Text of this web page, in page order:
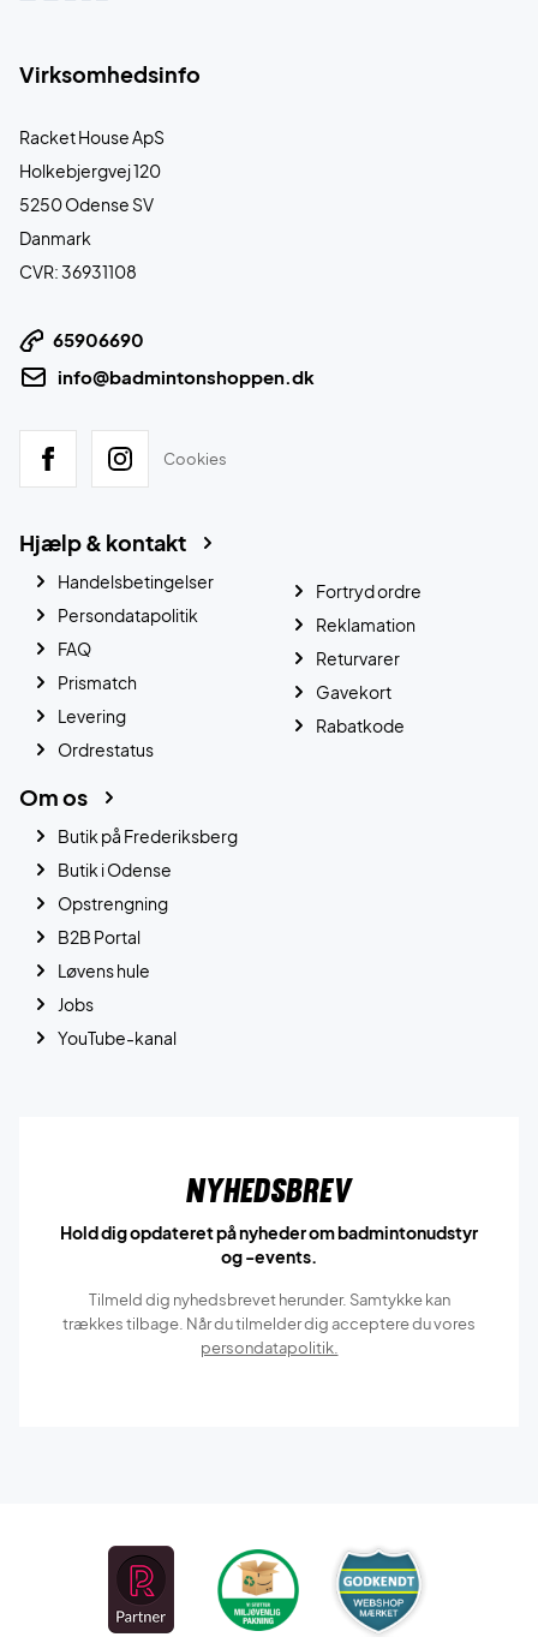
Virksomhedsinfo
Racket House ApS
Holkebjergvej 120
5250 Odense SV
Danmark
CVR: 36931108
65906690
info@badmintonshoppen.dk
Cookies
Hjælp & kontakt
Handelsbetingelser
Persondatapolitik
FAQ
Prismatch
Levering
Ordrestatus
Fortryd ordre
Reklamation
Returvarer
Gavekort
Rabatkode
Om os
Butik på Frederiksberg
Butik i Odense
Opstrengning
B2B Portal
Løvens hule
Jobs
YouTube-kanal
Nyhedsbrev
Hold dig opdateret på nyheder om badmintonudstyr
og -events.
Tilmeld dig nyhedsbrevet herunder. Samtykke kan
trækkes tilbage. Når du tilmelder dig acceptere du vores
persondatapolitik.